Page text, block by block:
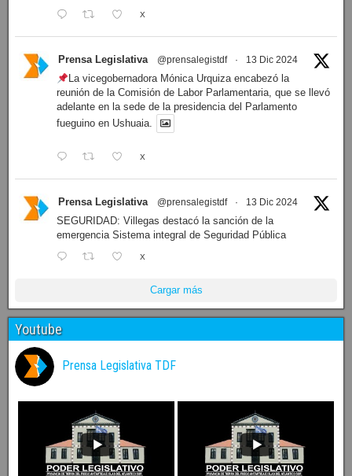
X
Prensa Legislativa @prensalegistdf · 13 Dic 2024
La vicegobernadora Mónica Urquiza encabezó la
reunión de la Comisión de Labor Parlamentaria, que se llevó
adelante en la sede de la presidencia del Parlamento
fueguino en Ushuaia.
X
Prensa Legislativa @prensalegistdf · 13 Dic 2024
SEGURIDAD: Villegas destacó la sanción de la
emergencia Sistema integral de Seguridad Pública
X
Cargar más
Youtube
Prensa Legislativa TDF